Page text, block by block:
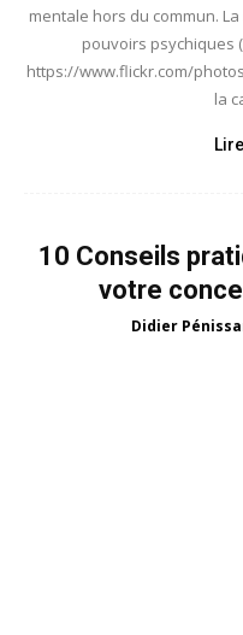
mentale hors du commun.
pouvoirs psychiques
https://www.flickr.com/
la
10 Conseils
votre
Didier